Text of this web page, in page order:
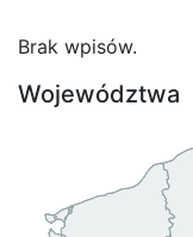
Brak wpisów.
Województwa